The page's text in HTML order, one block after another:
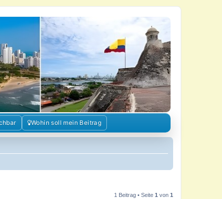
Wohin soll mein Beitrag
1 Beitrag • Seite 1 von 1